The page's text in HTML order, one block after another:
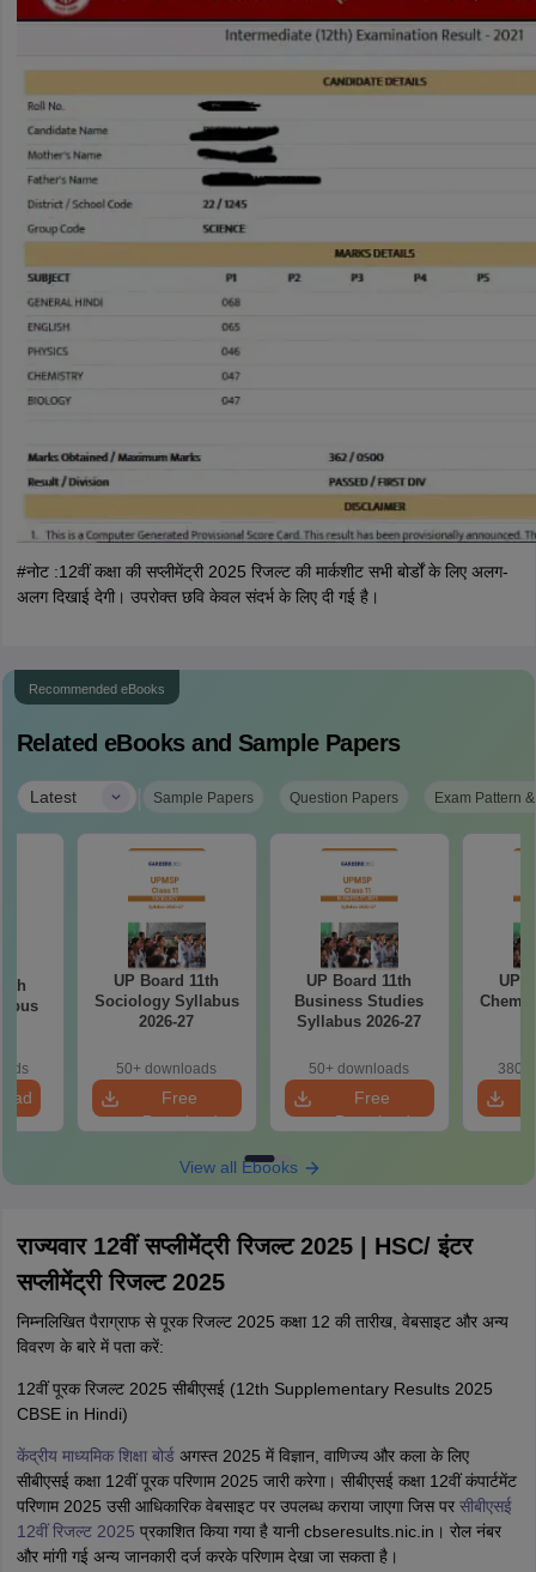
#नोट :12वीं कक्षा की सप्लीमेंट्री 2025 रिजल्ट की मार्कशीट सभी बोर्डों के लिए अलग-
अलग दिखाई देगी। उपरोक्त छवि केवल संदर्भ के लिए दी गई है।
Recommended eBooks
Related eBooks and Sample Papers
Latest | Sample Papers Question Papers Exam Pattern
UP Board 11th
Sociology Syllabus
2026-27
50+ downloads
Free
Download
UP Board 11th
Business Studies
Syllabus 2026-27
50+ downloads
Free
Download
UP
380+
View all Ebooks
राज्यवार 12वीं सप्लीमेंट्री रिजल्ट 2025 | HSC/ इंटर
सप्लीमेंट्री रिजल्ट 2025
निम्नलिखित पैराग्राफ से पूरक रिजल्ट 2025 कक्षा 12 की तारीख, वेबसाइट और अन्य
विवरण के बारे में पता करें:
12वीं पूरक रिजल्ट 2025 सीबीएसई (12th Supplementary Results 2025
CBSE in Hindi)
केंद्रीय माध्यमिक शिक्षा बोर्डअगस्त 2025 में विज्ञान, वाणिज्य और कला के लिए
सीबीएसई कक्षा 12वीं पूरक परिणाम 2025 जारी करेगा। सीबीएसई कक्षा 12वीं कंपार्टमेंट
परिणाम 2025 उसी आधिकारिक वेबसाइट पर उपलब्ध कराया जाएगा जिस पर सीबीएसई
12वीं रिजल्ट 2025 प्रकाशित किया गया है यानी cbseresults.nic.in। रोल नंबर
और मांगी गई अन्य जानकारी दर्ज करके परिणाम देखा जा सकता है।